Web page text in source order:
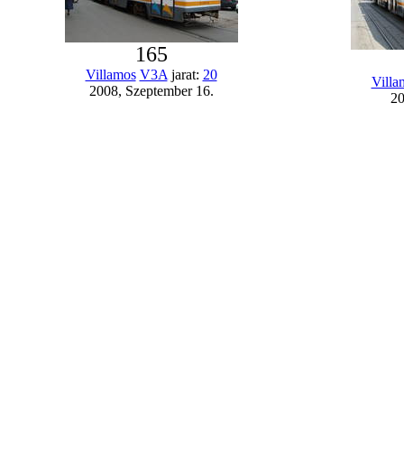
165
Villamos V3A jarat: 20
2008, Szeptember 16.